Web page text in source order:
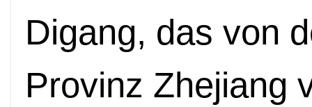
Digang, das von
Provinz Zhejiang